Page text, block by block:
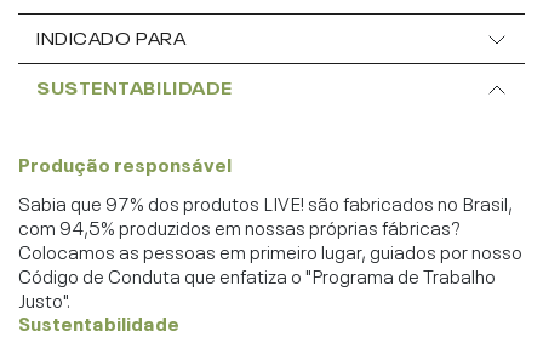
INDICADO PARA
SUSTENTABILIDADE
Produção responsável
Sabia que 97% dos produtos LIVE! são fabricados no Brasil,
com 94,5% produzidos em nossas próprias fábricas?
Colocamos as pessoas em primeiro lugar, guiados por nosso
Código de Conduta que enfatiza o "Programa de Trabalho
Justo".
Sustentabilidade